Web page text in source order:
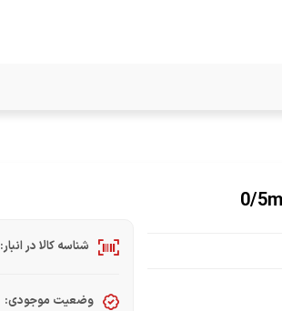
شناسه کالا در انبار:
وضعیت موجودی: